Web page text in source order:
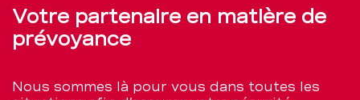
Votre partenaire en matière de
prévoyance
Nous sommes là pour vous dans toutes les